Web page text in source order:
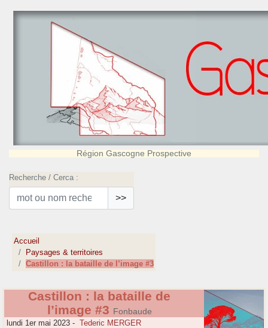
Région Gascogne Prospective
Recherche / Cerca :
>>
Accueil
Paysages & territoires
Castillon : la bataille de l’image #3
Castillon : la bataille de
l’image #3 Fonbaude
lundi 1er mai 2023 - Tederic MERGER